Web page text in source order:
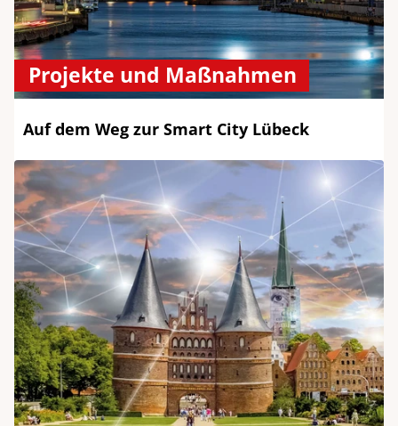
Projekte und Maßnahmen
Auf dem Weg zur Smart City Lübeck